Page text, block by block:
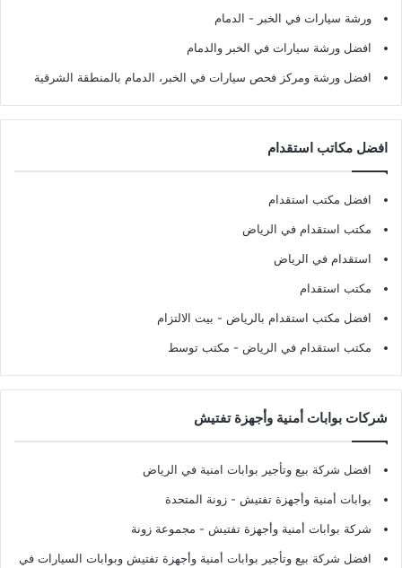
ورشة سيارات في الخبر - الدمام
افضل ورشة سيارات في الخبر والدمام
افضل ورشة ومركز فحص سيارات في الخبر، الدمام بالمنطقة الشرقية
افضل مكاتب استقدام
افضل مكتب استقدام
مكتب استقدام في الرياض
استقدام في الرياض
مكتب استقدام
افضل مكتب استقدام بالرياض - بيت الالتزام
مكتب استقدام في الرياض - مكتب توسط
شركات بوابات أمنية وأجهزة تفتيش
افضل شركة بيع وتأجير بوابات امنية في الرياض
بوابات أمنية وأجهزة تفتيش - زونة المتحدة
شركة بوابات أمنية وأجهزة تفتيش - مجموعة زونة
افضل شركة بيع وتأجير بوابات أمنية وأجهزة تفتيش وبوابات السيارات في